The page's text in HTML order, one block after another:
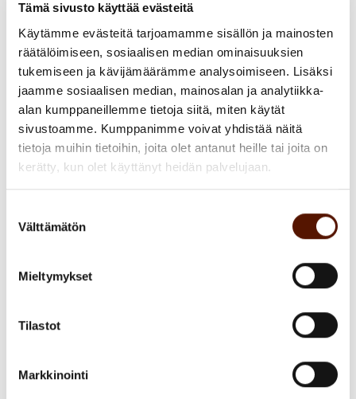
Tämä sivusto käyttää evästeitä
Käytämme evästeitä tarjoamamme sisällön ja mainosten
räätälöimiseen, sosiaalisen median ominaisuuksien
tukemiseen ja kävijämäärämme analysoimiseen. Lisäksi
jaamme sosiaalisen median, mainosalan ja analytiikka-
alan kumppaneillemme tietoja siitä, miten käytät
sivustoamme. Kumppanimme voivat yhdistää näitä
tietoja muihin tietoihin, joita olet antanut heille tai joita on
kerätty, kun olet käyttänyt heidän palvelujaan.
valinta
Välttämätön
Mieltymykset
Tilastot
Markkinointi
Yksittäisten projektien tai osastojen
osaoptimointi voi aiheuttaa ongelmia
muualla organisaatiossa. Esimerkiksi
automaation käyttöönotto yhdessä
yksikössä voi johtaa lisääntyneeseen
manuaalityöhön toisessa, jos
kokonaiskuvaa ei ole huomioitu.
hyötyjä, jotka kuitenkin pitkällä aikavälillä
Lean-ajattelu, prosessiautomaatio ja
auttavat tämän riskin hallinnassa.
tukeminen